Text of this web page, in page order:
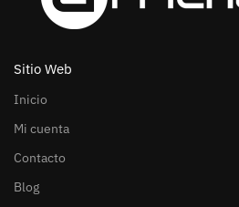
Sitio Web
Inicio
Mi cuenta
Contacto
Blog